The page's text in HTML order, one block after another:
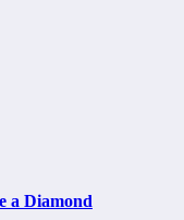
a Diamond